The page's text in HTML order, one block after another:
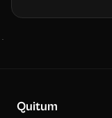
Quitum